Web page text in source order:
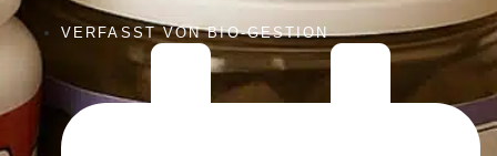
VERFASST VONBIO-GESTION